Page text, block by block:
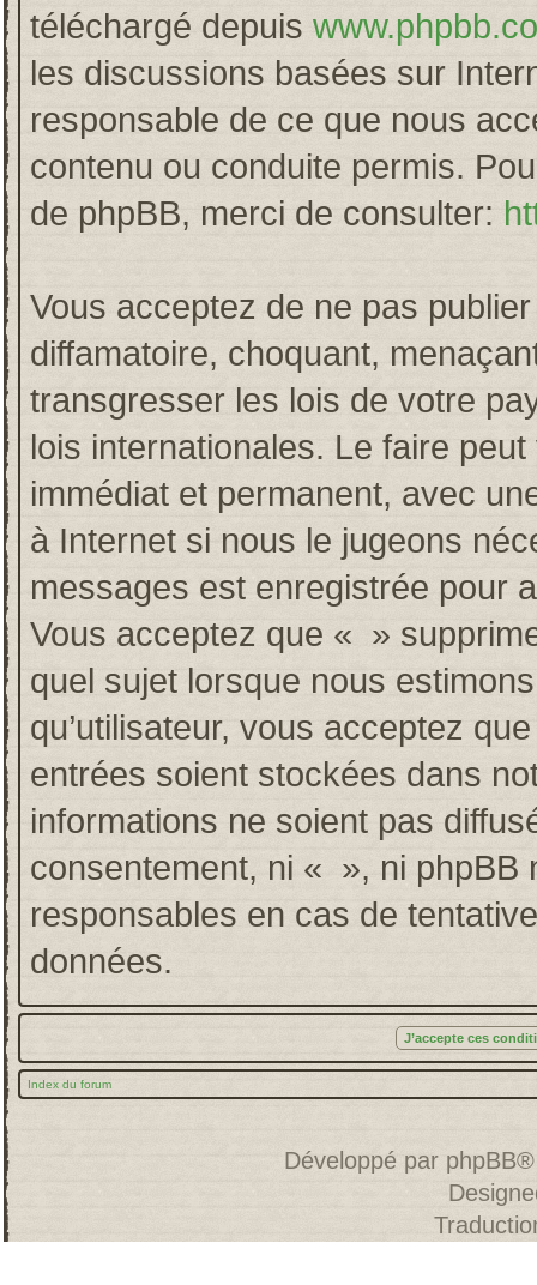
téléchargé depuis
les discussions basées sur
responsable de ce que nous
contenu ou conduite permis.
de phpBB, merci de consulter:
Vous acceptez de ne pas
diffamatoire, choquant,
transgresser les lois de votre
lois internationales. Le faire
immédiat et permanent, avec
à Internet si nous le jugeons
messages est enregistrée pour
Vous acceptez que « »
quel sujet lorsque nous
qu’utilisateur, vous acceptez
entrées soient stockées dans
informations ne soient pas
consentement, ni « », ni phpBB
responsables en cas de
données.
Index du forum
Développé par phpBB®